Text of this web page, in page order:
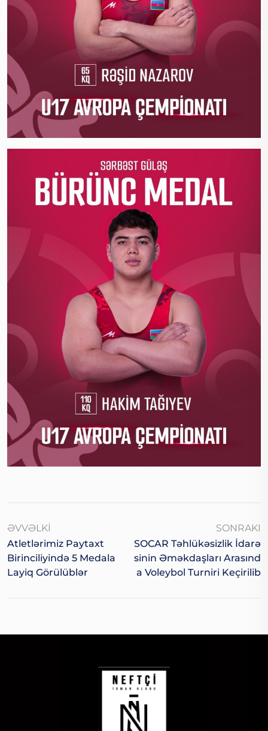
ƏVVƏLKI
Atletlərimiz Paytaxt
Birinciliyində 5 Medala
Layiq Görülüblər
SONRAKI
SOCAR Təhlükəsizlik İdarə
Sinin Əməkdaşları Arasınd
A Voleybol Turniri Keçirilib